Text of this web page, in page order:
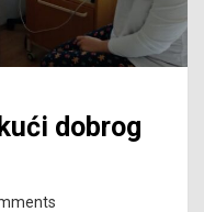
dobrog